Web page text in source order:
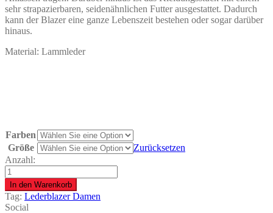
sehr strapazierbaren, seidenähnlichen Futter ausgestattet. Dadurch
kann der Blazer eine ganze Lebenszeit bestehen oder sogar darüber
hinaus.
Material: Lammleder
Farben
Größe
Zurücksetzen
Anzahl:
Lederblazer
Damen
Grau
quantity
In den Warenkorb
Tag: Lederblazer Damen
Social